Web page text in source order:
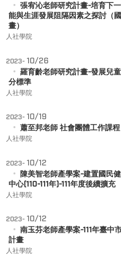
張宥沁老師研究計畫-培育下
能與生涯發展阻隔因素之探討（
畫）
人社學院
2023- 10/26
羅育齡老師研究計畫-發展兒
分標準
人社學院
2023- 10/19
蕭至邦老師 社會團體工作課程
人社學院
2023- 10/12
陳美智老師產學案-建置國民
中心(110-111年)-111年度後續擴充
人社學院
2023- 10/12
南玉芬老師產學案-111年臺中
計畫
人社學院